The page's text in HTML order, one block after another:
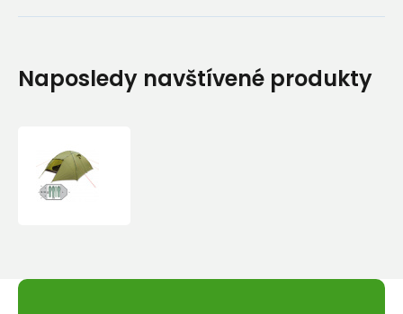
Naposledy navštívené produkty